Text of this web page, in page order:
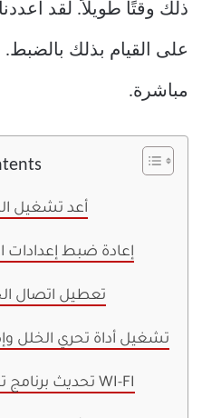
ذلك وقتًا طويلاً. لقد
على القيام بذلك بالضبط.
مباشرة.
1. أعد تشغيل
2. إعادة ضبط
3. تعطيل اتصال
4. تشغيل أداة تحري الخلل
5. تحديث برنامج تشغيل WI-FI